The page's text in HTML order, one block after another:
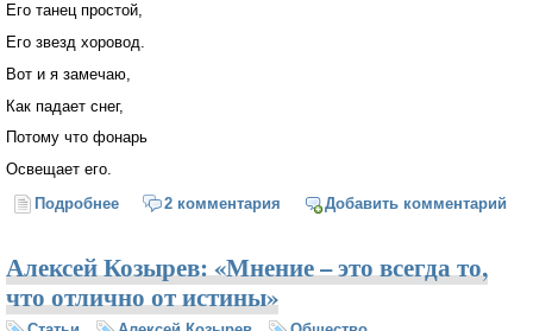
Его танец простой,
Его звезд хоровод.
Вот и я замечаю,
Как падает снег,
Потому что фонарь
Освещает его.
Подробнее о А еще замечаю, как падает снег
2 комментария Добавить комментарий
Алексей Козырев: «Мнение – это всегда то,
что отлично от истины»